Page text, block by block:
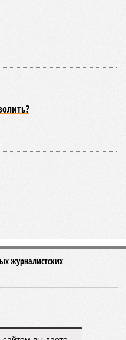
журналистских